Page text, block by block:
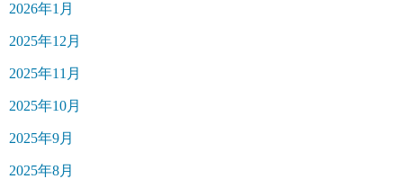
2026年1月
2025年12月
2025年11月
2025年10月
2025年9月
2025年8月